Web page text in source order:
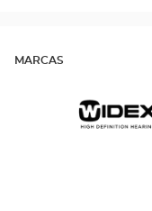
MARCAS